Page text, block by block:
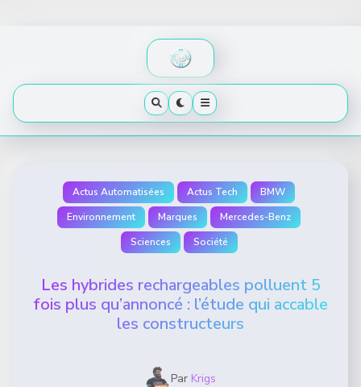
Actus Automatisées Actus Tech
BMW
Environnement
Marques
Mercedes-Benz
Sciences
Société
Les hybrides rechargeables polluent 5
fois plus qu’annoncé : l’étude qui accable
les constructeurs
Par Krigs